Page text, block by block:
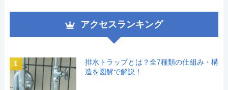
アクセスランキング
1
排水トラップとは？全7種類の仕組み・構
造を図解で解説！